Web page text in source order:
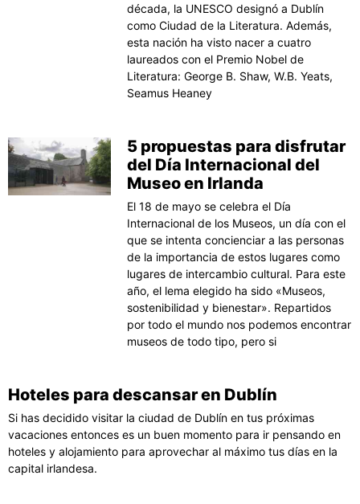
década, la UNESCO designó a Dublín
como Ciudad de la Literatura. Además,
esta nación ha visto nacer a cuatro
laureados con el Premio Nobel de
Literatura: George B. Shaw, W.B. Yeats,
Seamus Heaney
5 propuestas para disfrutar
del Día Internacional del
Museo en Irlanda
El 18 de mayo se celebra el Día
Internacional de los Museos, un día con el
que se intenta concienciar a las personas
de la importancia de estos lugares como
lugares de intercambio cultural. Para este
año, el lema elegido ha sido «Museos,
sostenibilidad y bienestar». Repartidos
por todo el mundo nos podemos encontrar
museos de todo tipo, pero si
Hoteles para descansar en Dublín
Si has decidido visitar la ciudad de Dublín en tus próximas
vacaciones entonces es un buen momento para ir pensando en
hoteles y alojamiento para aprovechar al máximo tus días en la
capital irlandesa.